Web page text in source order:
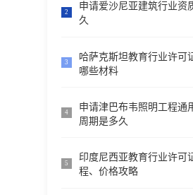
2
申请爱沙尼亚建筑行业资
久
3
哈萨克斯坦教育行业许可
哪些材料
4
申请津巴布韦照明工程通
周期是多久
5
印度尼西亚教育行业许可
程、价格攻略